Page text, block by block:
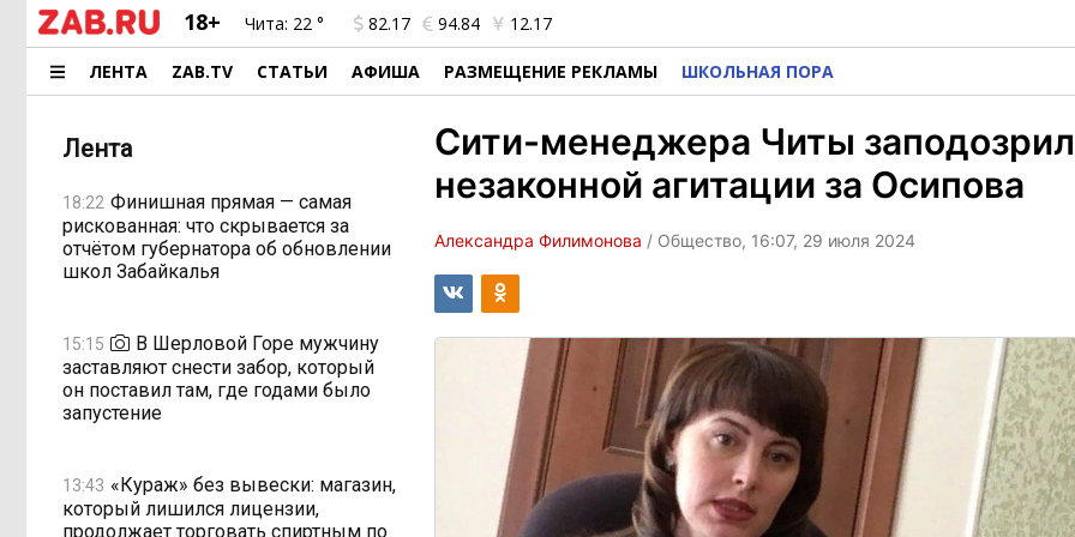
18+ Чита: 22 ° 82.17 94.84 12.17
ЛЕНТА ZAB.TV СТАТЬИ АФИША РАЗМЕЩЕНИЕ РЕКЛАМЫ ШКОЛЬНАЯ ПОРА
Лента
18:22 Финишная прямая — самая
рискованная: что скрывается за
отчётом губернатора об обновлении
школ Забайкалья
15:15
В Шерловой Горе мужчину
заставляют снести забор, который
он поставил там, где годами было
запустение
13:43 «Кураж» без вывески: магазин,
который лишился лицензии,
продолжает торговать спиртным по
Сити-менеджера Читы
незаконной агитации за Осипова
Александра Филимонова / Общество, 16:07, 29 июля 2024